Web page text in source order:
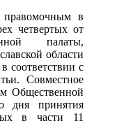
правомочным в
четвертых от
палаты,
области
соответствии с
Совместное
Общественной
дня принятия
в части 11